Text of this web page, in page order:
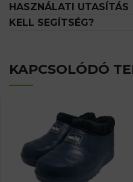
HASZNÁLATI UTASÍTÁS
KELL SEGÍTSÉG?
KAPCSOLÓDÓ